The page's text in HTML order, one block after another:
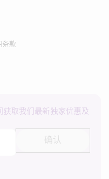
条款
取我们最新独家优惠及
确认